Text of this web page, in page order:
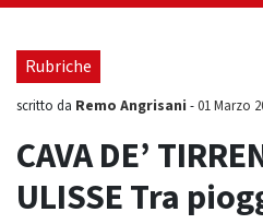
Rubriche
scritto da Remo Angrisani -01 Marzo
CAVA DE’
ULISSE Tra